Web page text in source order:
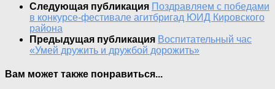
Следующая публикация Поздравляем с победами
в конкурсе-фестивале агитбригад ЮИД Кировского
района
Предыдущая публикация Воспитательный час
«Умей дружить и дружбой дорожить»
Вам может также понравиться...